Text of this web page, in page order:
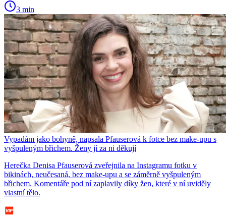
3 min
Vypadám jako bohyně, napsala Pfauserová k fotce bez make-upu s
vyšpuleným břichem. Ženy jí za ni děkují
Herečka Denisa Pfauserová zveřejnila na Instagramu fotku v
bikinách, neučesaná, bez make-upu a se záměrně vyšpuleným
břichem. Komentáře pod ní zaplavily díky žen, které v ní uviděly
vlastní tělo.